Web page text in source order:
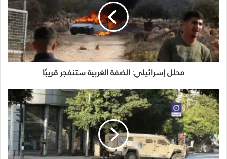
محلل إسرائيلي: الضفة الغربية ستنفجر قريبًا